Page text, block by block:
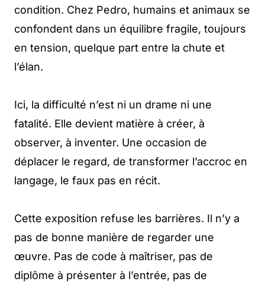
condition. Chez Pedro, humains et animaux se
confondent dans un équilibre fragile, toujours
en tension, quelque part entre la chute et
l’élan.
Ici, la difficulté n’est ni un drame ni une
fatalité. Elle devient matière à créer, à
observer, à inventer. Une occasion de
déplacer le regard, de transformer l’accroc en
langage, le faux pas en récit.
Cette exposition refuse les barrières. Il n’y a
pas de bonne manière de regarder une
œuvre. Pas de code à maîtriser, pas de
diplôme à présenter à l’entrée, pas de